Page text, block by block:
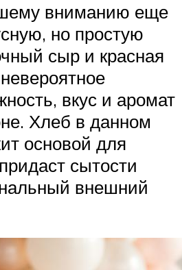
вниманию еще
но простую
сыр и красная
вкус и аромат
Хлеб в данном
основой для
сытости
внешний